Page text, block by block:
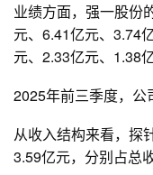
业绩方面，强一股份
元、6.41亿元、3.74
元、2.33亿元、1.38亿
2025年前三季度，公
从收入结构来看，探
3.59亿元，分别占总